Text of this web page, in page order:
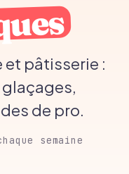
et pâtisserie :
de pro.
semaine